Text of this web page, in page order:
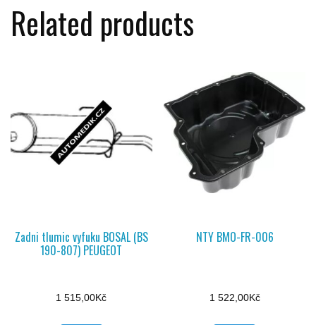
Related products
Zadni tlumic vyfuku BOSAL (BS
190-807) PEUGEOT
1 515,00Kč
NTY BMO-FR-006
1 522,00Kč